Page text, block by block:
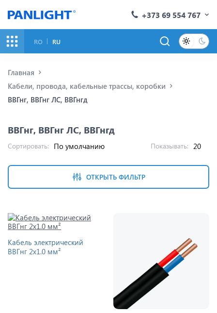
+373 69 554 767
RO RU
Главная
Кабели, провода, кабельные трассы, коробки
ВВГнг, ВВГнг ЛС, ВВГнгд
ВВГнг, ВВГнг ЛС, ВВГнгд
Сортировать: Показывать:
ОТКРЫТЬ ФИЛЬТР
Кабель электрический
ВВГнг 2x1.0 мм²